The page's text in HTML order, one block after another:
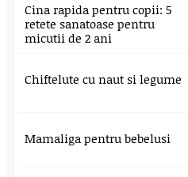
Cina rapida pentru copii: 5
retete sanatoase pentru
micutii de 2 ani
Chiftelute cu naut si legume
Mamaliga pentru bebelusi